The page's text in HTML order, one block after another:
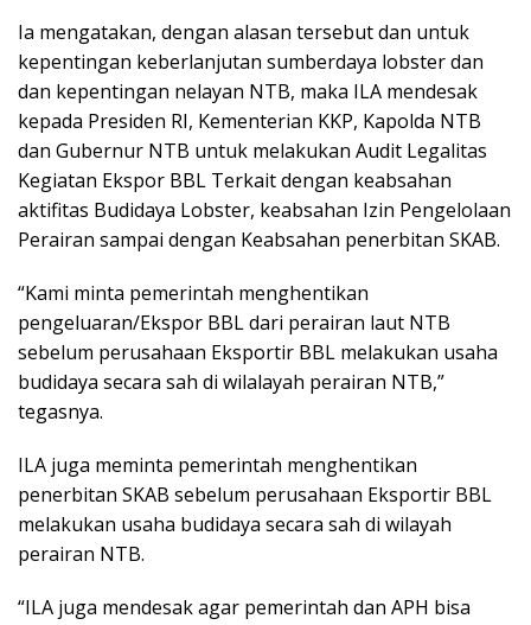
Ia mengatakan, dengan alasan tersebut dan untuk
kepentingan keberlanjutan sumberdaya lobster dan
dan kepentingan nelayan NTB, maka ILA mendesak
kepada Presiden RI, Kementerian KKP, Kapolda NTB
dan Gubernur NTB untuk melakukan Audit Legalitas
Kegiatan Ekspor BBL Terkait dengan keabsahan
aktifitas Budidaya Lobster, keabsahan Izin Pengelolaan
Perairan sampai dengan Keabsahan penerbitan SKAB.
“Kami minta pemerintah menghentikan
pengeluaran/Ekspor BBL dari perairan laut NTB
sebelum perusahaan Eksportir BBL melakukan usaha
budidaya secara sah di wilalayah perairan NTB,”
tegasnya.
ILA juga meminta pemerintah menghentikan
penerbitan SKAB sebelum perusahaan Eksportir BBL
melakukan usaha budidaya secara sah di wilayah
perairan NTB.
“ILA juga mendesak agar pemerintah dan APH bisa